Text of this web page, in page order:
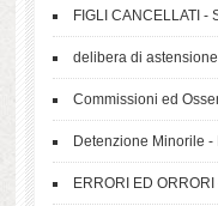
FIGLI CANCELLATI -
delibera di
Commissioni ed
Detenzione Minorile -
ERRORI ED